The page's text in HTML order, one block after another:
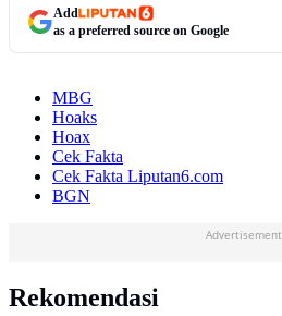
Add
as a preferred source on Google
MBG
Hoaks
Hoax
Cek Fakta
Cek Fakta Liputan6.com
BGN
Advertisement
Rekomendasi